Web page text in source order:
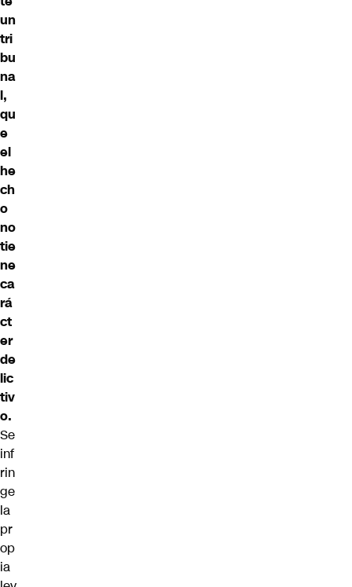
un
tri
bu
na
l,
qu
e
el
he
ch
o
no
tie
ne
ca
rá
ct
er
de
lic
tiv
o.
Se
inf
rin
ge
la
pr
op
ia